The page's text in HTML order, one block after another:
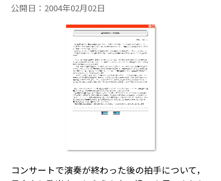
公開日： 2004年02月02日
コンサートで演奏が終わった後の拍手について，